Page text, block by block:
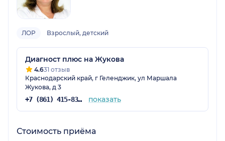
ЛОР Взрослый, детский
Диагност плюс на Жукова
4.631 отзыв
Краснодарский край, г Геленджик, ул Маршала
Жукова, д 3
+7 (861) 415-83-83 показать
Стоимость приёма